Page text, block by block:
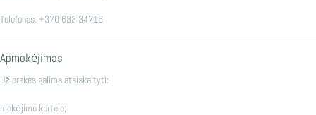
Telefonas: +370 683 34716
Apmokėjimas
Už prekes galima atsiskaityti:
mokėjimo kortele;